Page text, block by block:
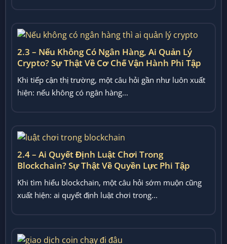
2.3 – Nếu Không Có Ngân Hàng, Ai Quản Lý
Crypto? Sự Thật Về Cơ Chế Vận Hành Phi Tập
Khi tiếp cận thị trường, một câu hỏi gần như luôn xuất
hiện: nếu không có ngân hàng...
2.4 – Ai Quyết Định Luật Chơi Trong
Blockchain? Sự Thật Về Quyền Lực Phi Tập
Khi tìm hiểu blockchain, một câu hỏi sớm muộn cũng
xuất hiện: ai quyết định luật chơi trong...